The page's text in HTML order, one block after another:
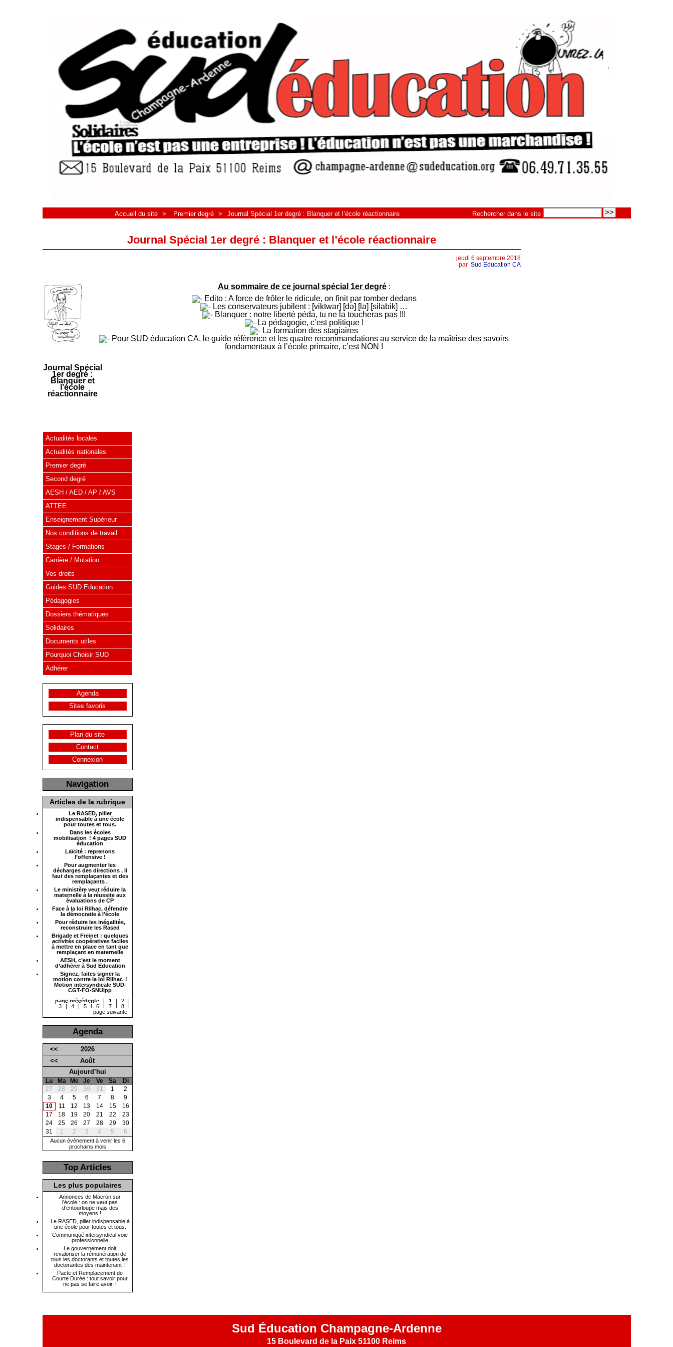
Rechercher dans le site
Accueil du site > Premier degré > Journal Spécial 1er degré : Blanquer et l’école réactionnaire
Journal Spécial 1er degré : Blanquer et l’école réactionnaire
jeudi 6 septembre 2018
par Sud Education CA
Au sommaire de ce journal spécial 1er degré:
Edito : A force de frôler le ridicule, on finit par tomber dedans
Les conservateurs jubilent : [viktwar] [də] [la] [silabik] …
Blanquer : notre liberté péda, tu ne la toucheras pas !!!
La pédagogie, c’est politique !
La formation des stagiaires
Pour SUD éducation CA, le guide référence et les quatre recommandations au service de la maîtrise des savoirs
fondamentaux à l’école primaire, c’est NON !
Journal Spécial
1er degré :
Blanquer et
l’école
réactionnaire
Actualités locales
Actualités nationales
Premier degré
Second degré
AESH / AED / AP / AVS
ATTEE
Enseignement Supérieur
Nos conditions de travail
Stages / Formations
Carrière / Mutation
Vos droits
Guides SUD Education
Pédagogies
Dossiers thématiques
Solidaires
Documents utiles
Pourquoi Choisir SUD
Adhérer
Agenda
Sites favoris
Plan du site
Contact
Connexion
Navigation
Articles de la rubrique
Le RASED, pilier
indispensable à une école
pour toutes et tous.
Dans les écoles
mobilisation ! 4 pages SUD
éducation
Laïcité : reprenons
l’offensive !
Pour augmenter les
décharges des directions , il
faut des remplaçantes et des
remplaçants .
Le ministère veut réduire la
maternelle à la réussite aux
évaluations de CP
Face à la loi Rilhac, défendre
la démocratie à l’école
Pour réduire les inégalités,
reconstruire les Rased
Brigade et Freinet : quelques
activités coopératives faciles
à mettre en place en tant que
remplaçant en maternelle
AESH, c’est le moment
d’adhérer à Sud Education
Signez, faites signer la
motion contre la loi Rilhac !
Motion intersyndicale SUD-
CGT-FO-SNUipp
page précédente
| 1 | 2
|
3
| 4 | 5 | 6 | 7 | 8
|
page suivante
Agenda
<<
2026
<<
Août
Aujourd’hui
Lu Ma Me Je Ve Sa
Di
27
28 29 30 31 1
2
3
4 5 6 7 8
9
10
11 12 13 14 15
16
17
18 19 20 21 22
23
24
25 26 27 28 29
30
31
1 2 3 4 5 6
Aucun évènement à venir les 6
prochains mois
Top Articles
Les plus populaires
Annonces de Macron sur
l’école : on ne veut pas
d’entourloupe mais des
moyens !
Le RASED, pilier indispensable à
une école pour toutes et tous.
Communiqué intersyndical voie
professionnelle
Le gouvernement doit
revaloriser la rémunération de
tous les doctorants et toutes les
doctorantes dès maintenant !
Pacte et Remplacement de
Courte Durée : tout savoir pour
ne pas se faire avoir !
Sud Éducation Champagne-Ardenne
15 Boulevard de la Paix 51100 Reims